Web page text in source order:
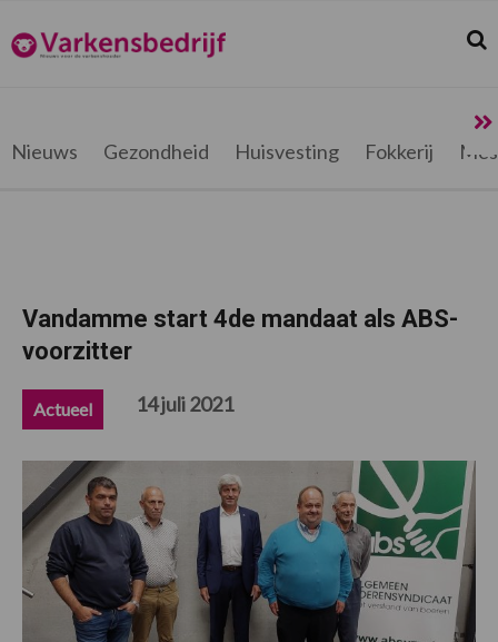
de
hoofdnavigatie
de
hoofd
de
eerste
de
voettekst
Varkensbedrijf.be
Nieuws Gezondheid Huisvesting Fokkerij
Vandamme start 4de mandaat als ABS-
voorzitter
Actueel 14 juli 2021